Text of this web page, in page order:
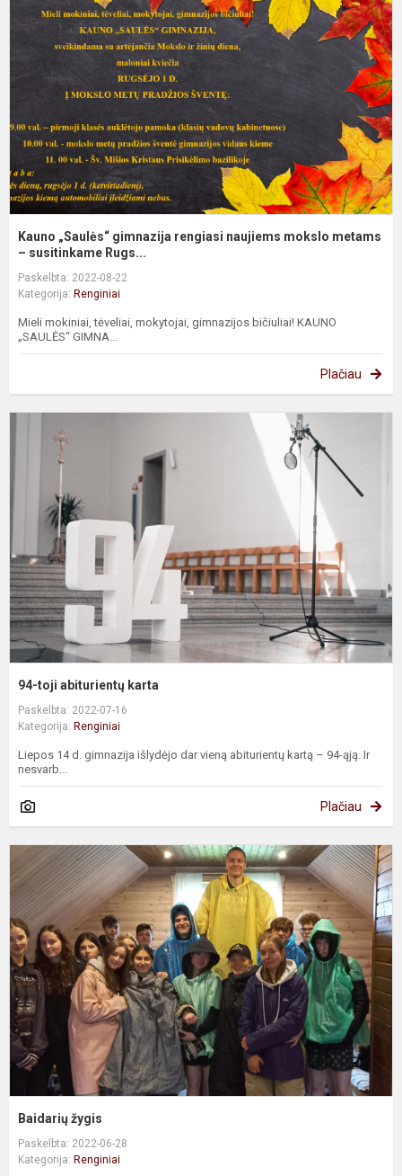
Kauno „Saulės“ gimnazija rengiasi naujiems mokslo metams
– susitinkame Rugs...
Paskelbta: 2022-08-22
Kategorija: Renginiai
Mieli mokiniai, tėveliai, mokytojai, gimnazijos bičiuliai! KAUNO
„SAULĖS“ GIMNA...
Plačiau
94-toji abiturientų karta
Paskelbta: 2022-07-16
Kategorija: Renginiai
Liepos 14 d. gimnazija išlydėjo dar vieną abiturientų kartą – 94-ąją. Ir
nesvarb...
Plačiau
Baidarių žygis
Paskelbta: 2022-06-28
Kategorija: Renginiai